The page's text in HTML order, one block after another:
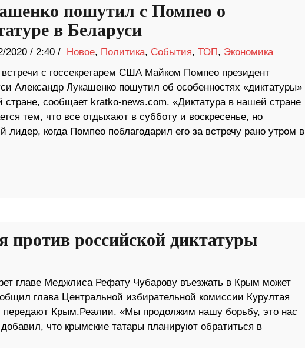
пошутил с Помпео о
в Беларуси
2020/ 2:40 / Новое, Политика, События, ТОП, Экономика
с госсекретарем США Майком Помпео президент
Александр Лукашенко пошутил об особенностях «диктатуры»
стране, сообщает kratko-news.com. «Диктатура в нашей стране
тем, что все отдыхают в субботу и воскресенье, но
когда Помпео поблагодарил его за встречу рано утром в
против российской диктатуры
главе Меджлиса Рефату Чубарову въезжать в Крым может
глава Центральной избирательной комиссии Курултая
передают Крым.Реалии. «Мы продолжим нашу борьбу, это нас
что крымские татары планируют обратиться в